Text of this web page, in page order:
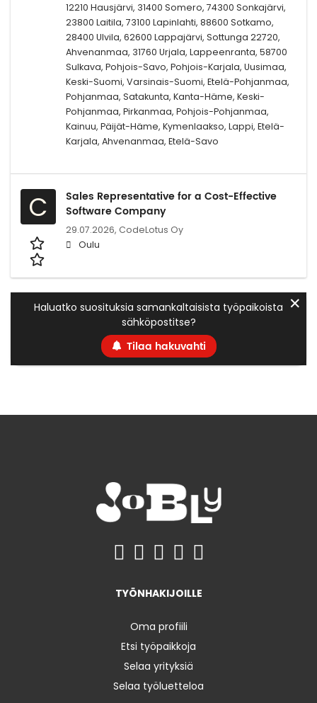
12210 Hausjärvi, 31400 Somero, 74300 Sonkajärvi,
23800 Laitila, 73100 Lapinlahti, 88600 Sotkamo,
28400 Ulvila, 62600 Lappajärvi, Sottunga 22720,
Ahvenanmaa, 31760 Urjala, Lappeenranta, 58700
Sulkava, Pohjois-Savo, Pohjois-Karjala, Uusimaa,
Keski-Suomi, Varsinais-Suomi, Etelä-Pohjanmaa,
Pohjanmaa, Satakunta, Kanta-Häme, Keski-
Pohjanmaa, Pirkanmaa, Pohjois-Pohjanmaa,
Kainuu, Päijät-Häme, Kymenlaakso, Lappi, Etelä-
Karjala, Ahvenanmaa, Etelä-Savo
C
Sales Representative for a Cost-Effective
Software Company
29.07.2026, CodeLotus Oy
Oulu
Haluatko suosituksia samankaltaisista työpaikoista
sähköpostitse?
Tilaa hakuvahti
✕
TYÖNHAKIJOILLE
Oma profiili
Etsi työpaikkoja
Selaa yrityksiä
Selaa työluetteloa